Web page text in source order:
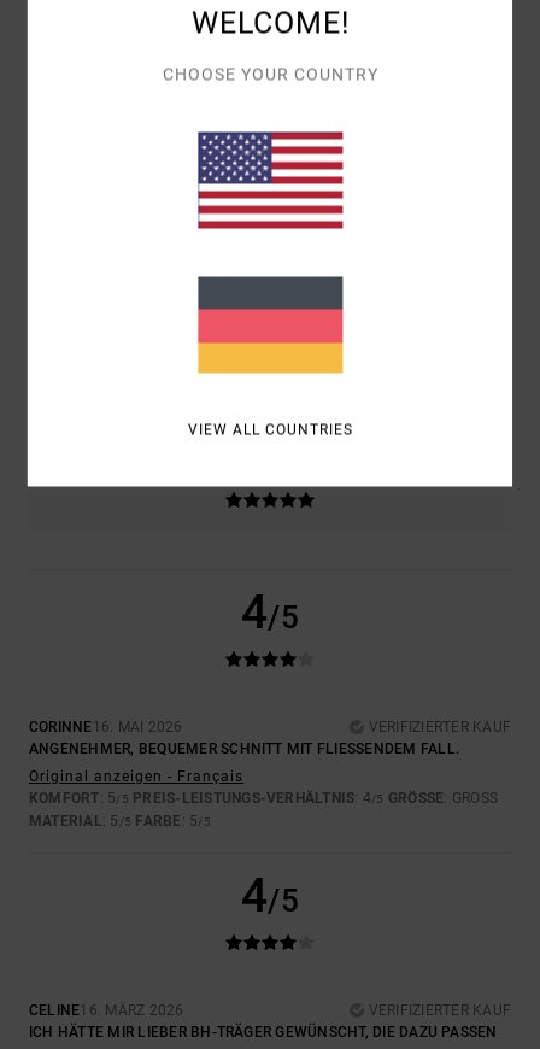
MÄRZ 2026
KOMFORT
5.0
4.0
4/5
CORINNE16. MAI 2026
VERIFIZIERTER KAUF
ANGENEHMER, BEQUEMER SCHNITT MIT FLIESSENDEM FALL.
Original anzeigen - Français
KOMFORT: 5/5 PREIS-LEISTUNGS-VERHÄLTNIS: 4/5 GRÖSSE : GROSS
MATERIAL: 5 /5 FARBE : 5/5
4/5
CELINE16. MÄRZ 2026
VERIFIZIERTER KAUF
ICH HÄTTE MIR LIEBER BH-TRÄGER GEWÜNSCHT, DIE DAZU PASSEN
WELCOME!
CHOOSE YOUR COUNTRY
VIEW ALL COUNTRIES